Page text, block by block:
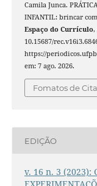
Camila Junca.
INFANTIL: brincar
Espaço do Currículo,
10.15687/
https://
em: 7 ago. 2026.
Fomatos de
EDIÇÃO
v. 16 n. 3 (2023):